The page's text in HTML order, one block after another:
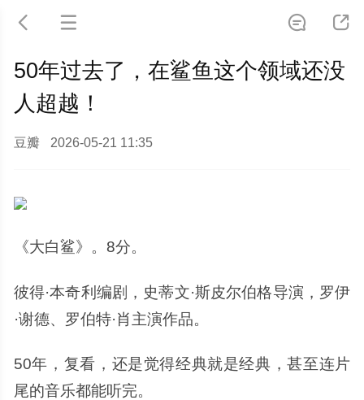
 


50年过去了，在鲨鱼这个领域还没
人超越！
豆瓣 2026-05-21 11:35
《大白鲨》。8分。
彼得·本奇利编剧，史蒂文·斯皮尔伯格导演，罗伊
·谢德、罗伯特·肖主演作品。
50年，复看，还是觉得经典就是经典，甚至连片
尾的音乐都能听完。